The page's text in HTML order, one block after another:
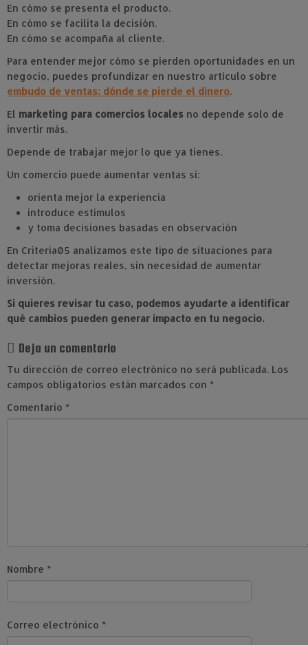
En cómo se presenta el producto.
En cómo se facilita la decisión.
En cómo se acompaña al cliente.
Para entender mejor cómo se pierden oportunidades en un
negocio, puedes profundizar en nuestro artículo sobre
embudo de ventas: dónde se pierde el dinero.
El marketing para comercios locales no depende solo de
invertir más.
Depende de trabajar mejor lo que ya tienes.
Un comercio puede aumentar ventas si:
orienta mejor la experiencia
introduce estímulos
y toma decisiones basadas en observación
En Criteria05 analizamos este tipo de situaciones para
detectar mejoras reales, sin necesidad de aumentar
inversión.
Si quieres revisar tu caso, podemos ayudarte a identificar
qué cambios pueden generar impacto en tu negocio.
Deja un comentario
Tu dirección de correo electrónico no será publicada. Los
campos obligatorios están marcados con *
Comentario *
Nombre *
Correo electrónico *